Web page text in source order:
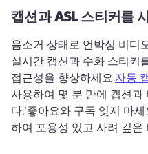
캡션과 ASL 스티커를
음소거 상태로 언박싱 비디
실시간 캡션과 수화 스티커
접근성을 향상하세요.자동
사용하여 몇 분 만에 캡션
다.‘좋아요와 구독 잊지 마세
하여 포용성 있고 사려 깊